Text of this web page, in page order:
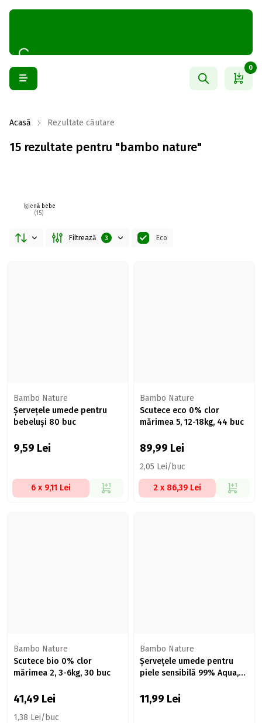
0
Acasă Rezultate căutare
15 rezultate pentru "bambo nature"
Igienă bebe
(15)
Filtrează 3 Eco
Bambo Nature
Șervețele umede pentru
bebeluși 80 buc
9,59 Lei
6 x 9,11 Lei
Bambo Nature
Scutece eco 0% clor
mărimea 5, 12-18kg, 44 buc
89,99 Lei
2,05 Lei/buc
2 x 86,39 Lei
Bambo Nature
Scutece bio 0% clor
mărimea 2, 3-6kg, 30 buc
41,49 Lei
1,38 Lei/buc
Bambo Nature
Șervețele umede pentru
piele sensibilă 99% Aqua,
11,99 Lei